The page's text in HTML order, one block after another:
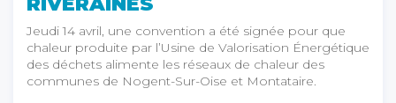
Jeudi 14 avril, une convention a été signée pour que
chaleur produite par l’Usine de Valorisation Énergétique
des déchets alimente les réseaux de chaleur des
communes de Nogent-Sur-Oise et Montataire.